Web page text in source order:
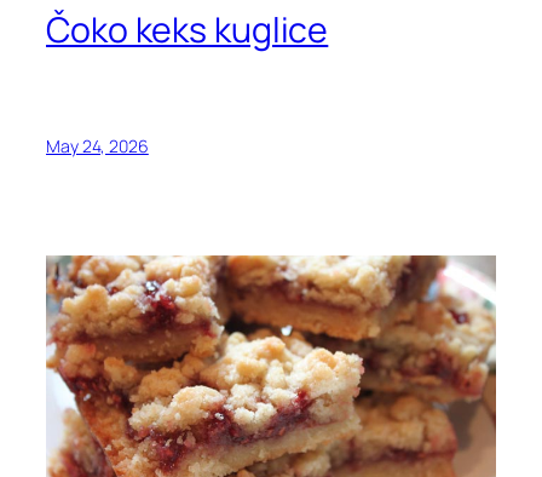
Čoko keks kuglice
May 24, 2026